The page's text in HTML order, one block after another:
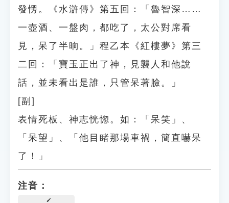
發愣。《水滸傳》第五回：「魯智深……
一壺酒、一盤肉，都吃了，太公對席看
見，呆了半晌。」程乙本《紅樓夢》第三
二回：「寶玉正出了神，見襲人和他說
話，並未看出是誰，只管呆著臉。」
[副]
表情死板、神志恍惚。如：「呆笑」、
「呆望」、「他目睹那場車禍，簡直嚇呆
了！」
注音：